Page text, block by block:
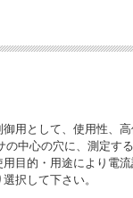
用として、使用性、高
の中心の穴に、測定す
目的・用途により電
択して下さい。